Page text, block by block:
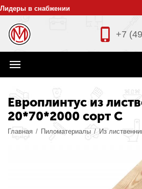
Лидеры в снабжении
+7
Европлинтус из
20*70*2000 сорт C
Главная / Пиломатериалы / Из